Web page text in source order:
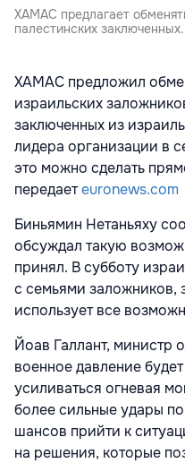
ХАМАС предлагает
палестинских заключенных.
ХАМАС предложил
израильских
заключенных из
лидера организации в
это можно сделать
передаетeuronews.com
Биньямин Нетаньяху
обсуждал такую
принял. В субботу
с семьями заложников,
использует все
Йоав Галлант, министр
военное давление
усиливаться огневая
более сильные удары
шансов прийти к
на решения, которые